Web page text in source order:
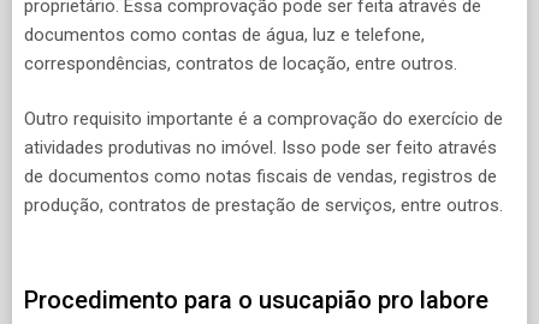
proprietário. Essa comprovação pode ser feita através de
documentos como contas de água, luz e telefone,
correspondências, contratos de locação, entre outros.
Outro requisito importante é a comprovação do exercício de
atividades produtivas no imóvel. Isso pode ser feito através
de documentos como notas fiscais de vendas, registros de
produção, contratos de prestação de serviços, entre outros.
Procedimento para o usucapião pro labore